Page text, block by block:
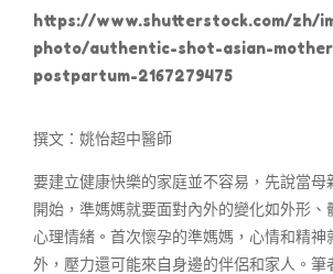
https://www.shutterstock.com/zh/
photo/authentic-shot-asian-
postpartum-2167279475
撰文：姚怡超中醫師
要建立健康快樂的家庭並不容易，先說當母
開始，準媽媽就要面對內外的變化如外形、
心理情緒。首次懷孕的準媽媽，心情和精神
外，壓力還可能來自身邊的伴侶和家人。筆